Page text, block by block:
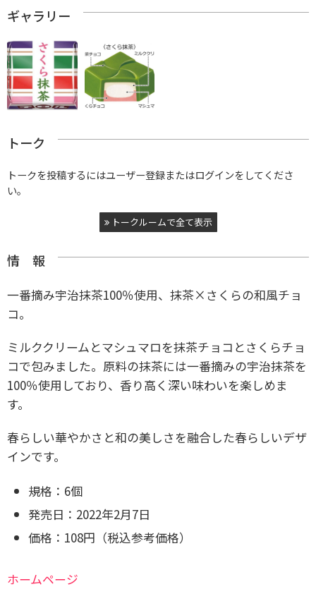
ギャラリー
トーク
トークを投稿するにはユーザー登録またはログインをしてくださ
い。
トークルームで全て表示
情 報
一番摘み宇治抹茶100％使用、抹茶×さくらの和風チョ
コ。
ミルククリームとマシュマロを抹茶チョコとさくらチョ
コで包みました。原料の抹茶には一番摘みの宇治抹茶を
100％使用しており、香り高く深い味わいを楽しめま
す。
春らしい華やかさと和の美しさを融合した春らしいデザ
インです。
規格： 6個
発売日： 2022年2月7日
価格： 108円（税込参考価格）
ホームページ